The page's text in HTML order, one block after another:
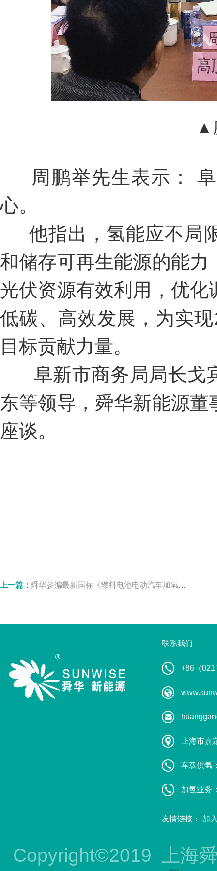
▲
周鹏举先生表示： 阜
心。
他指出，氢能应不局
和储存可再生能源的能
光伏资源有效利用，优
低碳、高效发展，为实
目标贡献力量。
阜新市商务局局长戈
东等领导，舜华新能源
座谈。
上一篇： 舜华参编最新国标《燃料电池电动汽车加氢口》正式发布
联系我们
+86（
上海市嘉
车载供氢
加氢业务
友情链接： 加
Copyright©2019
上海